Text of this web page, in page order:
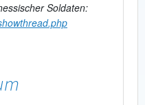
Soldaten: